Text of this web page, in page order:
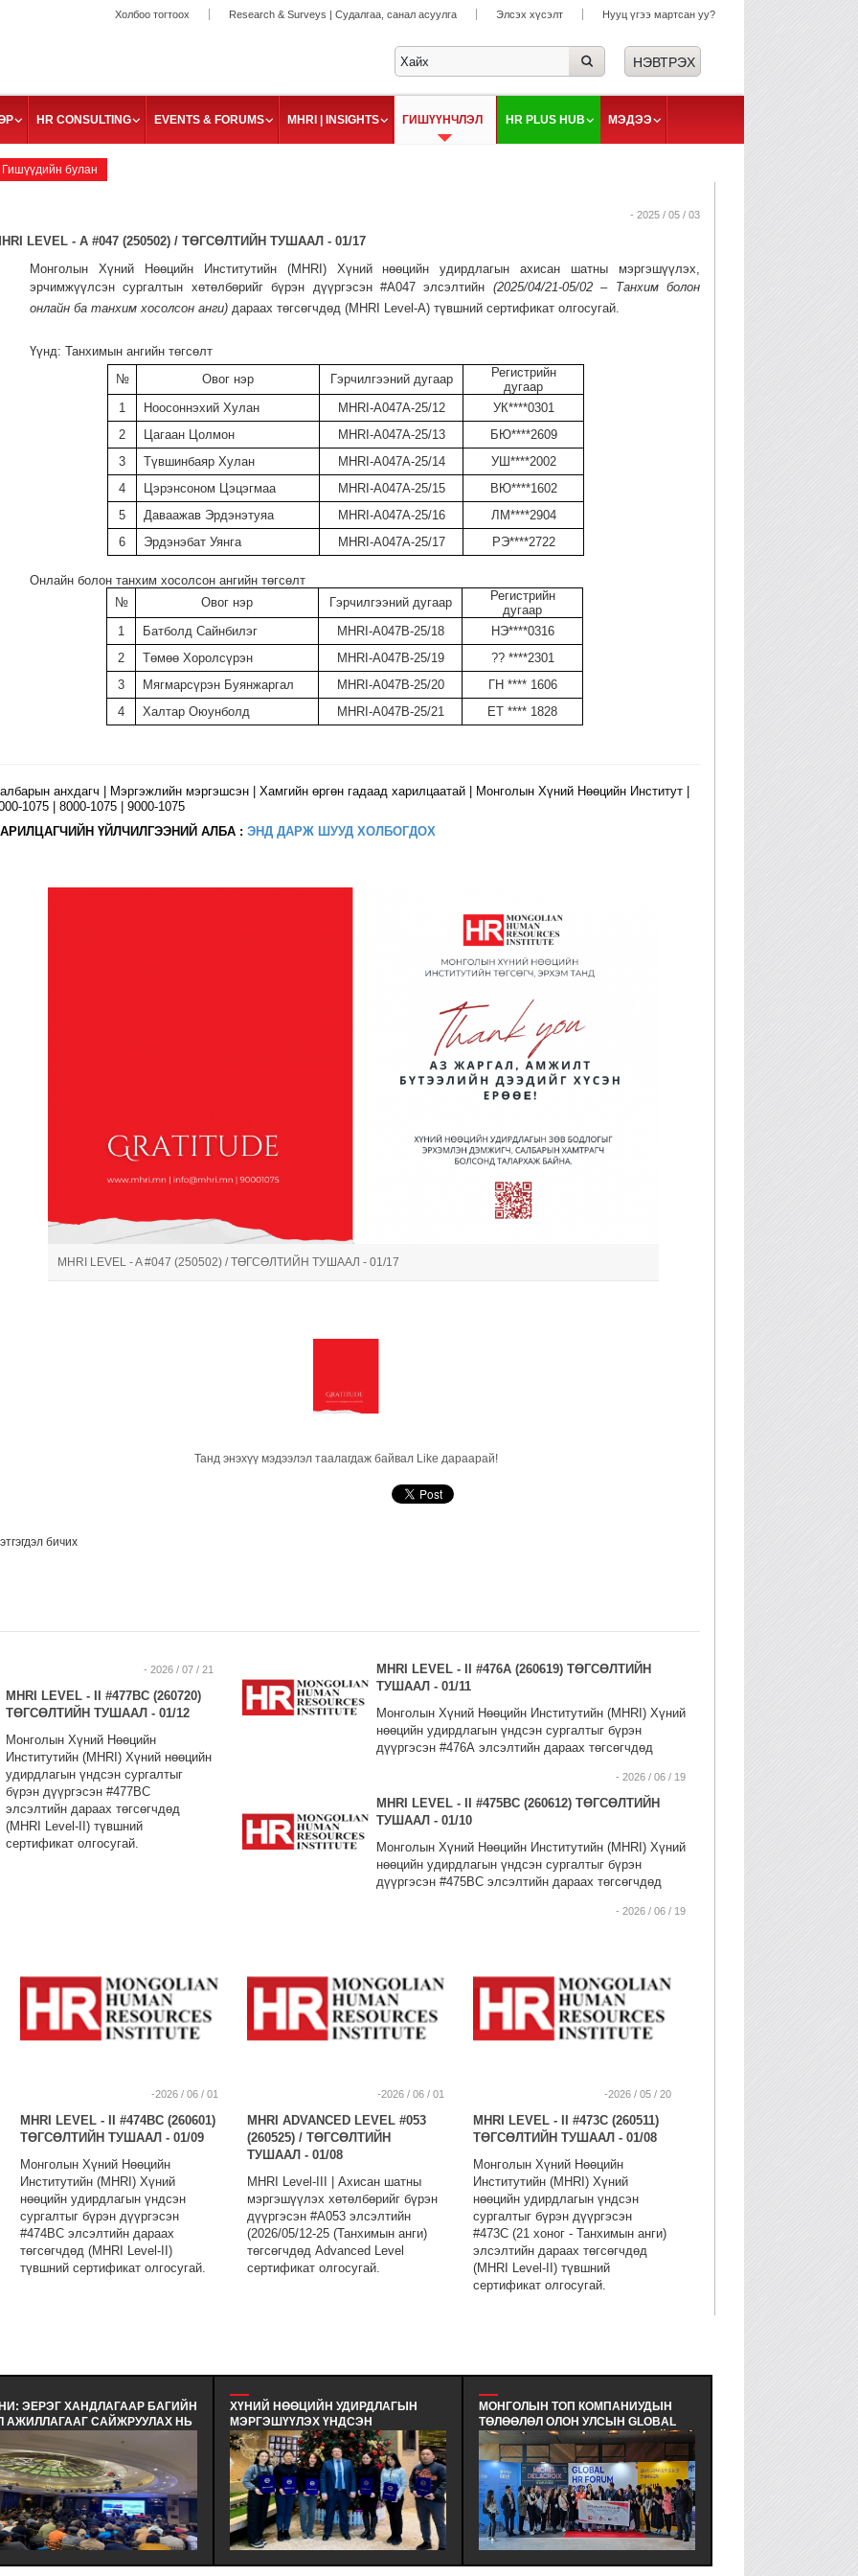
Холбоо тогтоох Research & Surveys | Судалгаа, санал асуулга Элсэх хүсэлт Нууц үгээ мартсан уу?
HR CONSULTING EVENTS & FORUMS MHRI | INSIGHTS ГИШҮҮНЧЛЭЛ HR PLUS HUB МЭДЭЭ
Гишүүдийн булан
- 2025 / 05 / 03
LEVEL - A #047 (250502) / ТӨГСӨЛТИЙН ТУШААЛ - 01/17
Монголын Хүний Нөөцийн Институтийн (MHRI) Хүний нөөцийн удирдлагын ахисан шатны мэргэшүүлэх,
эрчимжүүлсэн сургалтын хөтөлбөрийг бүрэн дүүргэсэн #A047элсэлтийн (2025/04/21-05/02 – Танхим болон
онлайн ба танхим хосолсон анги) дараах төгсөгчдөд (MHRI Level-A) түвшний сертификат олгосугай.
Үүнд: Танхимын ангийн төгсөлт
№
Овог нэр Гэрчилгээний дугаар
Регистрийн
дугаар
1
Ноосоннэхий Хулан MHRI-A047А-25/12
УК****0301
2
Цагаан Цолмон MHRI-A047А-25/13
БЮ****2609
3
Түвшинбаяр Хулан MHRI-A047А-25/14
УШ****2002
4
Цэрэнсоном Цэцэгмаа MHRI-A047А-25/15
ВЮ****1602
5
Даваажав Эрдэнэтуяа MHRI-A047А-25/16
ЛМ****2904
6
Эрдэнэбат Уянга MHRI-A047А-25/17 РЭ****2722
Онлайн болон танхим хосолсон ангийн төгсөлт
№
Овог нэр Гэрчилгээний дугаар
Регистрийн
дугаар
1
Батболд Сайнбилэг MHRI-A047В-25/18
НЭ****0316
2
Төмөө Хоролсүрэн MHRI-A047В-25/19
?? ****2301
3
Мягмарсүрэн Буянжаргал MHRI-A047В-25/20
ГН **** 1606
4
Халтар Оюунболд MHRI-A047В-25/21 ЕТ **** 1828
анхдагч | Мэргэжлийн мэргэшсэн | Хамгийн өргөн гадаад харилцаатай | Монголын Хүний Нөөцийн Институт |
1075 | 8000-1075 | 9000-1075
ҮЙЛЧИЛГЭЭНИЙ АЛБА : ЭНД ДАРЖ ШУУД ХОЛБОГДОХ
MHRI LEVEL - A #047 (250502) / ТӨГСӨЛТИЙН ТУШААЛ - 01/17
Танд энэхүү мэдээлэл таалагдаж байвал Like дараарай!
бичих
- 2026 / 07 / 21
MHRI LEVEL - II #477BC (260720)
ТӨГСӨЛТИЙН ТУШААЛ - 01/12
Монголын Хүний Нөөцийн
Институтийн (MHRI) Хүний нөөцийн
удирдлагын үндсэн сургалтыг
бүрэн дүүргэсэн #477BC
элсэлтийн дараах төгсөгчдөд
(MHRI Level-II) түвшний
сертификат олгосугай.
MHRI LEVEL - II #476А (260619) ТӨГСӨЛТИЙН
ТУШААЛ - 01/11
Монголын Хүний Нөөцийн Институтийн (MHRI) Хүний
нөөцийн удирдлагын үндсэн сургалтыг бүрэн
дүүргэсэн #476А элсэлтийн дараах төгсөгчдөд
- 2026 / 06 / 19
MHRI LEVEL - II #475BC (260612) ТӨГСӨЛТИЙН
ТУШААЛ - 01/10
Монголын Хүний Нөөцийн Институтийн (MHRI) Хүний
нөөцийн удирдлагын үндсэн сургалтыг бүрэн
дүүргэсэн #475BC элсэлтийн дараах төгсөгчдөд
- 2026 / 06 / 19
-2026 / 06 / 01
MHRI LEVEL - II #474BC (260601)
ТӨГСӨЛТИЙН ТУШААЛ - 01/09
Монголын Хүний Нөөцийн
Институтийн (MHRI) Хүний
нөөцийн удирдлагын үндсэн
сургалтыг бүрэн дүүргэсэн
#474BC элсэлтийн дараах
төгсөгчдөд (MHRI Level-II)
түвшний сертификат олгосугай.
-2026 / 06 / 01
MHRI ADVANCED LEVEL #053
(260525) / ТӨГСӨЛТИЙН
ТУШААЛ - 01/08
MHRI Level-III | Ахисан шатны
мэргэшүүлэх хөтөлбөрийг бүрэн
дүүргэсэн #A053 элсэлтийн
(2026/05/12-25 (Танхимын анги)
төгсөгчдөд Advanced Level
сертификат олгосугай.
-2026 / 05 / 20
MHRI LEVEL - II #473C (260511)
ТӨГСӨЛТИЙН ТУШААЛ - 01/08
Монголын Хүний Нөөцийн
Институтийн (MHRI) Хүний
нөөцийн удирдлагын үндсэн
сургалтыг бүрэн дүүргэсэн
#473C (21 хоног - Танхимын анги)
элсэлтийн дараах төгсөгчдөд
(MHRI Level-II) түвшний
сертификат олгосугай.
ЭЕРЭГ ХАНДЛАГААР БАГИЙН
АЖИЛЛАГААГ САЙЖРУУЛАХ НЬ
- ЭЕРЭГ ХАНДЛАГААР
ҮЙЛ АЖИЛЛАГААГ
НЬ | ХАРИЛЦАА
БАГЦ СУРГАЛТ
БАЙГУУЛАГДЛАА.
ХҮНИЙ НӨӨЦИЙН УДИРДЛАГЫН
МЭРГЭШҮҮЛЭХ ҮНДСЭН
СУРГАЛТЫН СУРАЛЦАГЧИД
ХӨТӨЛБӨРИЙН ТӨГСӨЛТ БОЛЛОО. -
ХҮНИЙ НӨӨЦИЙН УДИРДЛАГЫН
МЭРГЭШҮҮЛЭХ (MHRI/LEVEL-B)
ТҮВШНИЙ ҮНДСЭН СУРГАЛТЫН
СУРАЛЦАГЧИД ХӨТӨЛБӨРӨӨ БҮРЭН
ДҮҮРГЭЖ СЕРТИФИКАТАА ГАРДАН
АВЛАА.
МОНГОЛЫН ТОП КОМПАНИУДЫН
ТӨЛӨӨЛӨЛ ОЛОН УЛСЫН GLOBAL
HR FORUM (GHRF)-Д АМЖИЛТАЙ
ОРОЛЦЛОО. - МОНГОЛЫН ХҮНИЙ
НӨӨЦИЙН ИНСТИТУТИЙН ГИШҮҮН
БОЛОН ДЭМЖИГЧ ТОП ААН-ДИЙН
ТӨЛӨӨЛӨЛ БНСУ-Д ЖИЛ БҮР
УЛАМЖЛАЛ ОЛОН ЗОХИОН
БАЙГУУЛЛАГДДАГ GLOBAL HR
FORUM (GHRF)-Д АМЖИЛТТАЙ